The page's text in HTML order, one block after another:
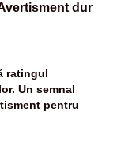
dur
ratingul
Un semnal
pentru